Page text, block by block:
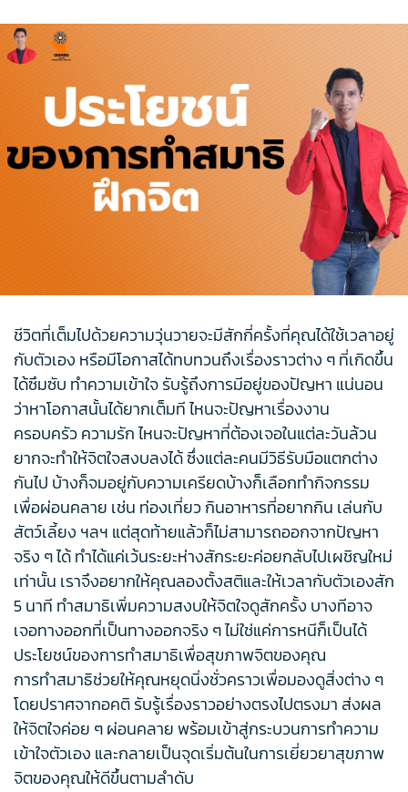
ชีวิตที่เต็มไปด้วยความวุ่นวายจะมีสักกี่ครั้งที่คุณได้ใช้เวลาอยู่
กับตัวเอง หรือมีโอกาสได้ทบทวนถึงเรื่องราวต่าง ๆ ที่เกิดขึ้น
ได้ซึมซับ ทำความเข้าใจ รับรู้ถึงการมีอยู่ของปัญหา แน่นอน
ว่าหาโอกาสนั้นได้ยากเต็มที ไหนจะปัญหาเรื่องงาน
ครอบครัว ความรัก ไหนจะปัญหาที่ต้องเจอในแต่ละวันล้วน
ยากจะทำให้จิตใจสงบลงได้ ซึ่งแต่ละคนมีวิธีรับมือแตกต่าง
กันไป บ้างก็จมอยู่กับความเครียดบ้างก็เลือกทำกิจกรรม
เพื่อผ่อนคลาย เช่น ท่องเที่ยว กินอาหารที่อยากกิน เล่นกับ
สัตว์เลี้ยง ฯลฯ แต่สุดท้ายแล้วก็ไม่สามารถออกจากปัญหา
จริง ๆ ได้ ทำได้แค่เว้นระยะห่างสักระยะค่อยกลับไปเผชิญใหม่
เท่านั้น เราจึงอยากให้คุณลองตั้งสติและให้เวลากับตัวเองสัก
5 นาที ทำสมาธิเพิ่มความสงบให้จิตใจดูสักครั้ง บางทีอาจ
เจอทางออกที่เป็นทางออกจริง ๆ ไม่ใช่แค่การหนีก็เป็นได้
ประโยชน์ของการทำสมาธิเพื่อสุขภาพจิตของคุณ
การทำสมาธิช่วยให้คุณหยุดนิ่งชั่วคราวเพื่อมองดูสิ่งต่าง ๆ
โดยปราศจากอคติ รับรู้เรื่องราวอย่างตรงไปตรงมา ส่งผล
ให้จิตใจค่อย ๆ ผ่อนคลาย พร้อมเข้าสู่กระบวนการทำความ
เข้าใจตัวเอง และกลายเป็นจุดเริ่มต้นในการเยี่ยวยาสุขภาพ
จิตของคุณให้ดีขึ้นตามลำดับ